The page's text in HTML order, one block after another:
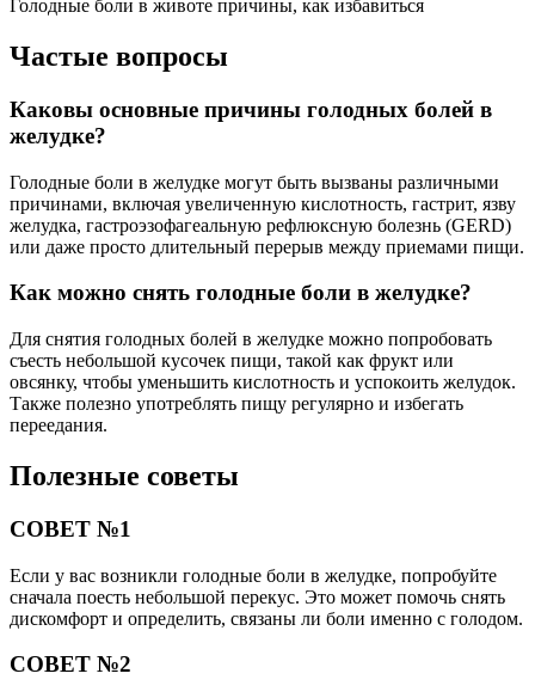
Голодные боли в животе причины, как избавиться
Частые вопросы
Каковы основные причины голодных болей в
желудке?
Голодные боли в желудке могут быть вызваны различными
причинами, включая увеличенную кислотность, гастрит, язву
желудка, гастроэзофагеальную рефлюксную болезнь (GERD)
или даже просто длительный перерыв между приемами пищи.
Как можно снять голодные боли в желудке?
Для снятия голодных болей в желудке можно попробовать
съесть небольшой кусочек пищи, такой как фрукт или
овсянку, чтобы уменьшить кислотность и успокоить желудок.
Также полезно употреблять пищу регулярно и избегать
переедания.
Полезные советы
СОВЕТ №1
Если у вас возникли голодные боли в желудке, попробуйте
сначала поесть небольшой перекус. Это может помочь снять
дискомфорт и определить, связаны ли боли именно с голодом.
СОВЕТ №2